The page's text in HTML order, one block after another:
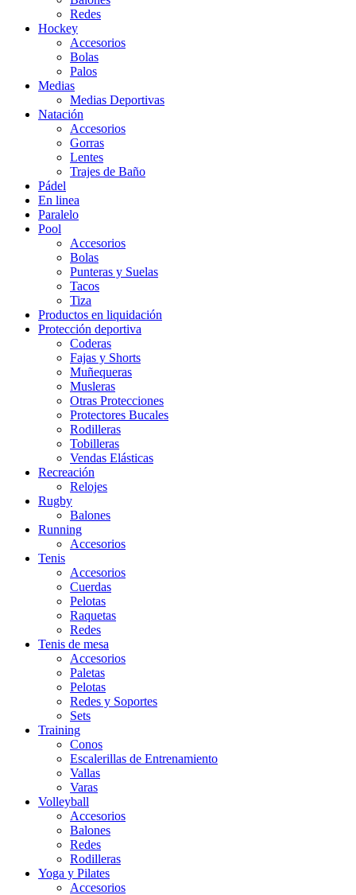
Redes
Hockey
Accesorios
Bolas
Palos
Medias
Medias Deportivas
Natación
Accesorios
Gorras
Lentes
Trajes de Baño
Pádel
En linea
Paralelo
Pool
Accesorios
Bolas
Punteras y Suelas
Tacos
Tiza
Productos en liquidación
Protección deportiva
Coderas
Fajas y Shorts
Muñequeras
Musleras
Otras Protecciones
Protectores Bucales
Rodilleras
Tobilleras
Vendas Elásticas
Recreación
Relojes
Rugby
Balones
Running
Accesorios
Tenis
Accesorios
Cuerdas
Pelotas
Raquetas
Redes
Tenis de mesa
Accesorios
Paletas
Pelotas
Redes y Soportes
Sets
Training
Conos
Escalerillas de Entrenamiento
Vallas
Varas
Volleyball
Accesorios
Balones
Redes
Rodilleras
Yoga y Pilates
Accesorios